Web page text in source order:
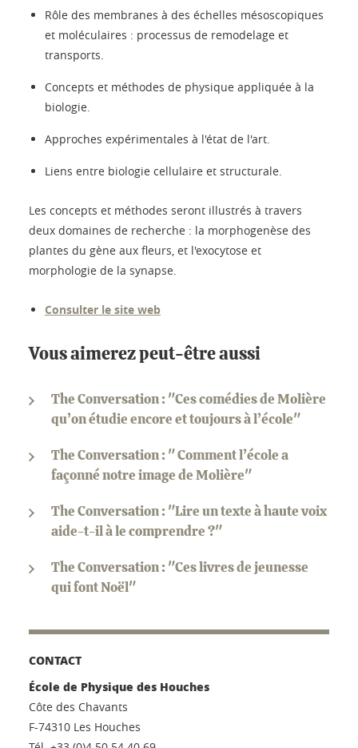
Rôle des membranes à des échelles mésoscopiques
et moléculaires : processus de remodelage et
transports.
Concepts et méthodes de physique appliquée à la
biologie.
Approches expérimentales à l'état de l'art.
Liens entre biologie cellulaire et structurale.
Les concepts et méthodes seront illustrés à travers
deux domaines de recherche : la morphogenèse des
plantes du gène aux fleurs, et l'exocytose et
morphologie de la synapse.
Consulter le site web
Vous aimerez peut-être aussi
The Conversation : "Ces comédies de Molière
qu’on étudie encore et toujours à l’école"
The Conversation : " Comment l’école a
façonné notre image de Molière"
The Conversation : "Lire un texte à haute voix
aide-t-il à le comprendre ?"
The Conversation : "Ces livres de jeunesse
qui font Noël"
CONTACT
École de Physique des Houches
Côte des Chavants
F-74310 Les Houches